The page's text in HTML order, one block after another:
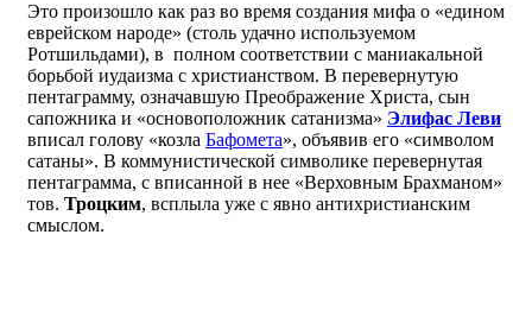
Это произошло как раз во время создания мифа о «едином
еврейском народе» (столь удачно используемом
Ротшильдами), в полном соответствии с маниакальной
борьбой иудаизма с христианством. В перевернутую
пентаграмму, означавшую Преображение Христа, сын
сапожника и «основоположник сатанизма» Элифас Леви
вписал голову «козла Бафомета», объявив его «символом
сатаны». В коммунистической символике перевернутая
пентаграмма, с вписанной в нее «Верховным Брахманом»
тов. Троцким, всплыла уже с явно антихристианским
смыслом.